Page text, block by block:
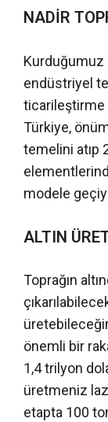
NADİR
Kurduğumuz
endüstriyel
ticarileştirme
Türkiye,
temelini atıp
modele
ALTIN
Toprağın
önemli bir
1,4 trilyon
üretmeniz
etapta 100